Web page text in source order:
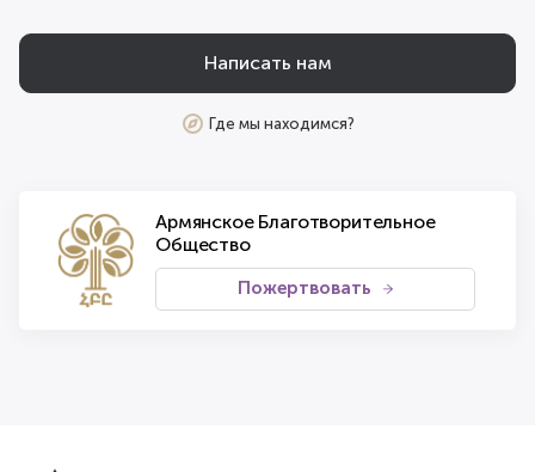
Написать нам
Где мы находимся?
Армянское Благотворительное
Общество
Пожертвовать